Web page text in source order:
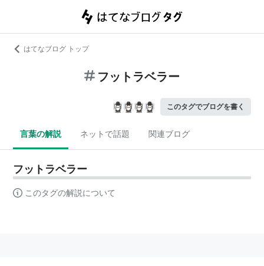
はてなブログ トップ
フットラベラー
このタグでブログを書く
言葉の解説 ネットで話題 関連ブログ
フットラベラー
このタグの解説について